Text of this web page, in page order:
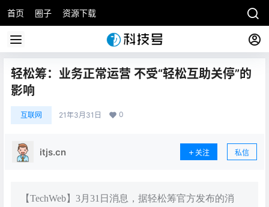
首页 圈子 资源下载
轻松筹：业务正常运营 不受“轻松互助关停”的
影响
互联网 21年3月31日 0
itjs.cn 关注 私信
【TechWeb】3月31日消息，据轻松筹官方发布的消